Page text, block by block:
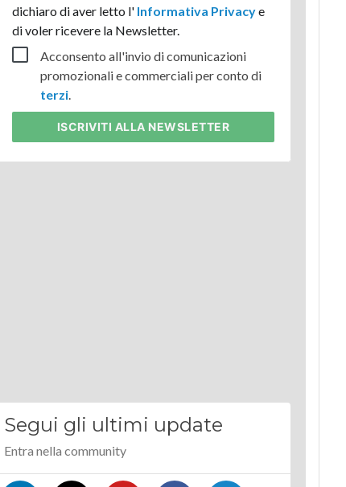
dichiaro di aver letto l'Informativa Privacye
di voler ricevere la Newsletter.
Acconsento all'invio di comunicazioni
promozionali e commerciali per conto di
terzi.
ISCRIVITI ALLA NEWSLETTER
Segui gli ultimi update
Entra nella community